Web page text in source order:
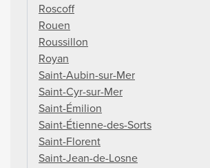
Roscoff
Rouen
Roussillon
Royan
Saint-Aubin-sur-Mer
Saint-Cyr-sur-Mer
Saint-Émilion
Saint-Étienne-des-Sorts
Saint-Florent
Saint-Jean-de-Losne